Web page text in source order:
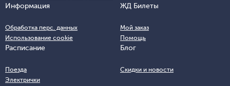
Информация
Обработка перс. данных
Использование cookie
ЖД Билеты
Мой заказ
Помощь
Расписание
Поезда
Электрички
Блог
Скидки и новости